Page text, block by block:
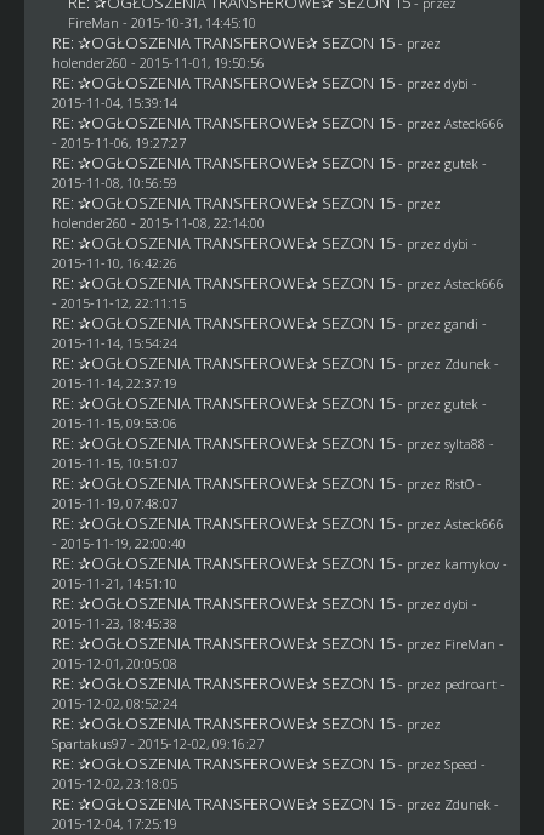
FireMan - 2015-10-31, 14:45:10
RE: ✰OGŁOSZENIA TRANSFEROWE✰ SEZON 15 - przez
holender260 - 2015-11-01, 19:50:56
RE: ✰OGŁOSZENIA TRANSFEROWE✰ SEZON 15 - przez dybi -
2015-11-04, 15:39:14
RE: ✰OGŁOSZENIA TRANSFEROWE✰ SEZON 15 - przez Asteck666
- 2015-11-06, 19:27:27
RE: ✰OGŁOSZENIA TRANSFEROWE✰ SEZON 15 - przez gutek -
2015-11-08, 10:56:59
RE: ✰OGŁOSZENIA TRANSFEROWE✰ SEZON 15 - przez
holender260 - 2015-11-08, 22:14:00
RE: ✰OGŁOSZENIA TRANSFEROWE✰ SEZON 15 - przez dybi -
2015-11-10, 16:42:26
RE: ✰OGŁOSZENIA TRANSFEROWE✰ SEZON 15 - przez Asteck666
- 2015-11-12, 22:11:15
RE: ✰OGŁOSZENIA TRANSFEROWE✰ SEZON 15 - przez gandi -
2015-11-14, 15:54:24
RE: ✰OGŁOSZENIA TRANSFEROWE✰ SEZON 15 - przez Zdunek -
2015-11-14, 22:37:19
RE: ✰OGŁOSZENIA TRANSFEROWE✰ SEZON 15 - przez gutek -
2015-11-15, 09:53:06
RE: ✰OGŁOSZENIA TRANSFEROWE✰ SEZON 15 - przez sylta88 -
2015-11-15, 10:51:07
RE: ✰OGŁOSZENIA TRANSFEROWE✰ SEZON 15 - przez RistO-
2015-11-19, 07:48:07
RE: ✰OGŁOSZENIA TRANSFEROWE✰ SEZON 15 - przez Asteck666
- 2015-11-19, 22:00:40
RE: ✰OGŁOSZENIA TRANSFEROWE✰ SEZON 15 - przez kamykov-
2015-11-21, 14:51:10
RE: ✰OGŁOSZENIA TRANSFEROWE✰ SEZON 15 - przez dybi -
2015-11-23, 18:45:38
RE: ✰OGŁOSZENIA TRANSFEROWE✰ SEZON 15 - przez FireMan -
2015-12-01, 20:05:08
RE: ✰OGŁOSZENIA TRANSFEROWE✰ SEZON 15 - przez pedroart-
2015-12-02, 08:52:24
RE: ✰OGŁOSZENIA TRANSFEROWE✰ SEZON 15 - przez
Spartakus97- 2015-12-02, 09:16:27
RE: ✰OGŁOSZENIA TRANSFEROWE✰ SEZON 15 - przez Speed -
2015-12-02, 23:18:05
RE: ✰OGŁOSZENIA TRANSFEROWE✰ SEZON 15 - przez Zdunek -
2015-12-04, 17:25:19